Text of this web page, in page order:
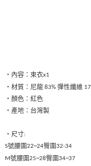
‧內容：束衣x1
‧材質：尼龍 83% 彈性纖維
‧顏色：紅色
‧產地：台灣製
‧尺寸:
S號腰圍22~24臀圍32-34
M號腰圍25~28臀圍34~37